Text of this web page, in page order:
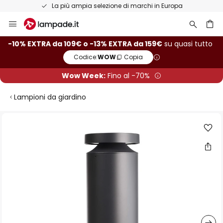
La più ampia selezione di marchi in Europa
Salta
al
contenuto
-10% EXTRA da 109€ o -13% EXTRA da 159€ su quasi tutto
Codice:WOW Copia
Wow Week: Fino al -70%
Lampioni da giardino